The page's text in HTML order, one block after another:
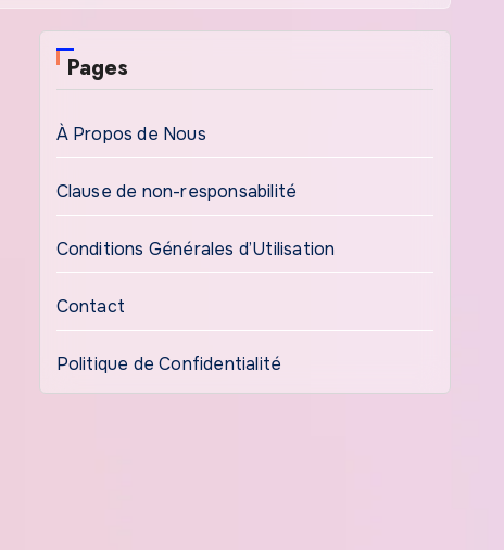
Pages
À Propos de Nous
Clause de non-responsabilité
Conditions Générales d’Utilisation
Contact
Politique de Confidentialité